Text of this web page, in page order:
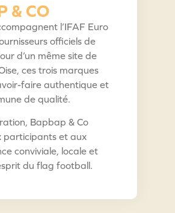
& CO
l’IFAF Euro
officiels de
d’un même site de
ces trois marques
faire authentique et
de qualité.
Bapbap & Co
participants et aux
conviviale, locale et
du flag football.